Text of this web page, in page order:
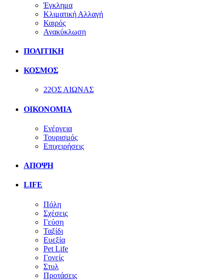
Έγκλημα
Κλιματική Αλλαγή
Καιρός
Ανακύκλωση
ΠΟΛΙΤΙΚΗ
ΚΟΣΜΟΣ
22ΟΣ ΑΙΩΝΑΣ
ΟΙΚΟΝΟΜΙΑ
Ενέργεια
Τουρισμός
Επιχειρήσεις
ΑΠΟΨΗ
LIFE
Πόλη
Σχέσεις
Γεύση
Ταξίδι
Ευεξία
Pet Life
Γονείς
Στυλ
Προτάσεις